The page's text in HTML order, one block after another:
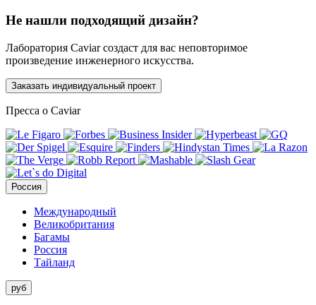
Не нашли подходящий дизайн?
Лаборатория Caviar создаст для вас неповторимое
произведение инженерного искусства.
Заказать индивидуальный проект
Пресса о Caviar
Россия
Международный
Великобритания
Багамы
Россия
Тайланд
руб